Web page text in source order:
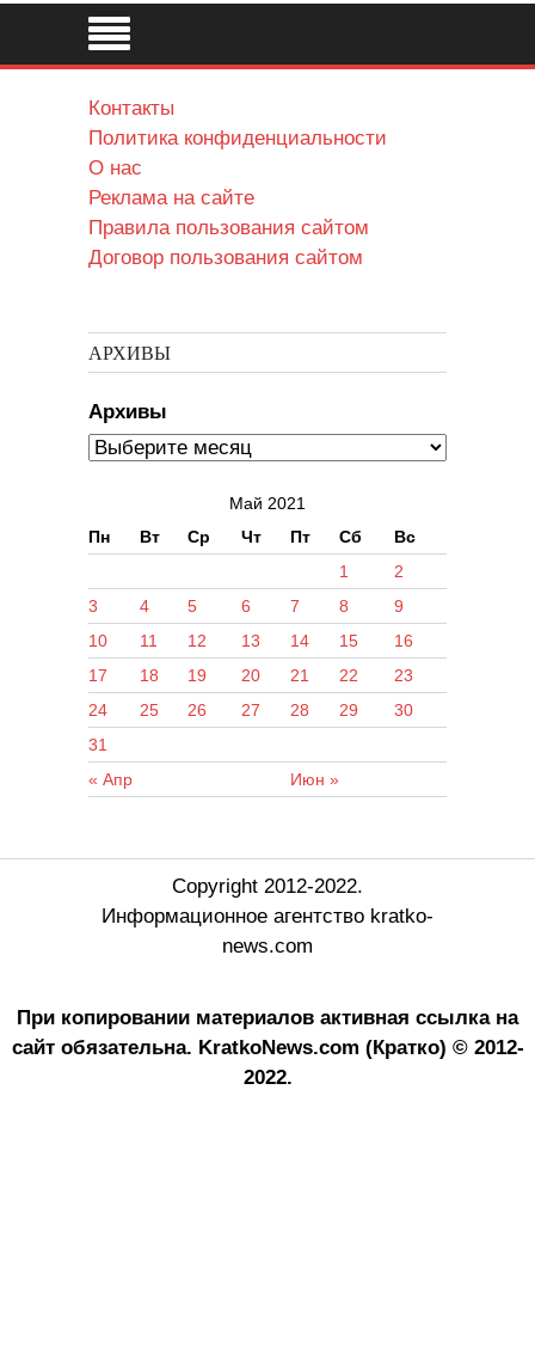
Контакты
Политика конфиденциальности
О нас
Реклама на сайте
Правила пользования сайтом
Договор пользования сайтом
АРХИВЫ
Архивы
Май 2021
Пн
Вт Ср Чт Пт Сб Вс
« Апр Июн »
1
2
3
4 5 6 7 8
9
10
11 12 13 14 15
16
17
18 19 20 21 22
23
24
25 26 27 28 29
30
31
Copyright 2012-2022.
Информационное агентство kratko-
news.com
При копировании материалов активная ссылка на
сайт обязательна. KratkoNews.com (Кратко) © 2012-
2022.